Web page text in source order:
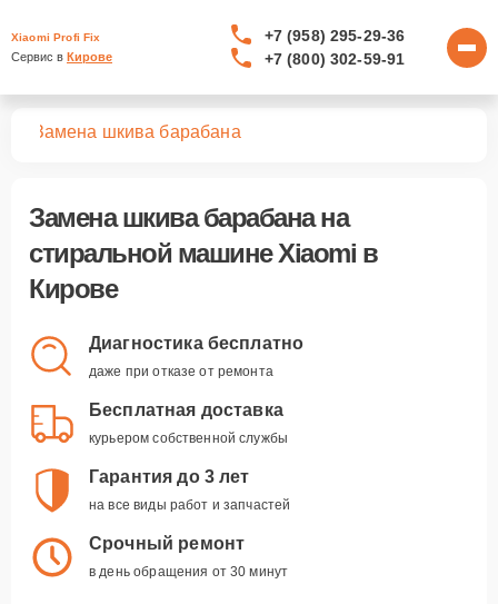
Xiaomi Profi Fix
Сервис в Кирове
+7 (958) 295-29-36
+7 (800) 302-59-91
Замена шкива барабана
Замена шкива барабанана
стиральной машине Xiaomi в
Кирове
Диагностика бесплатно
даже при отказе от ремонта
Бесплатная доставка
курьером собственной службы
Гарантия до 3 лет
на все виды работ и запчастей
Срочный ремонт
в день обращения от 30 минут